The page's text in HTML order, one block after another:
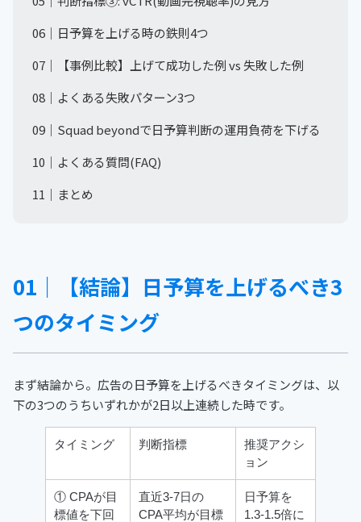
06｜日予算を上げる時の鉄則4つ
07｜【事例比較】上げて成功した例 vs 失敗した例
08｜よくある失敗パターン3つ
09｜Squad beyondで日予算判断の運用負荷を下げる
10｜よくある質問(FAQ)
11｜まとめ
01｜【結論】日予算を上げるべき3
つのタイミング
まず結論から。広告の日予算を上げるべきタイミングは、以
下の3つのうちいずれかが2日以上連続した時です。
タイミング 判断指標
推奨アクシ
ョン
① CPAが目
標値を下回
直近3-7日の
CPA平均が目標
日予算を
1.3-1.5倍に